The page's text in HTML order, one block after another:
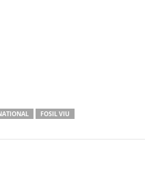
FOSIL VIU